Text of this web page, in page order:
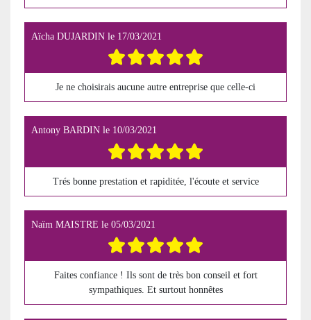
Aïcha DUJARDIN le 17/03/2021
Je ne choisirais aucune autre entreprise que celle-ci
Antony BARDIN le 10/03/2021
Trés bonne prestation et rapiditée, l'écoute et service
Naïm MAISTRE le 05/03/2021
Faites confiance ! Ils sont de très bon conseil et fort
sympathiques. Et surtout honnêtes